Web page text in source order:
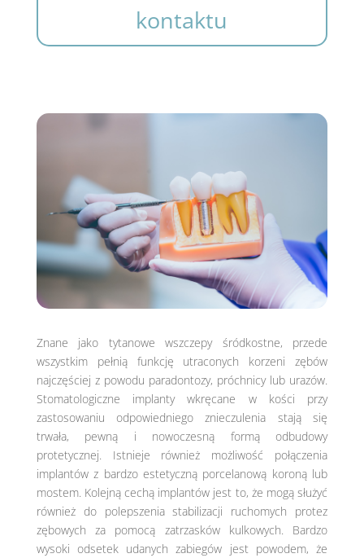
kontaktu
Znane jako tytanowe wszczepy śródkostne, przede
wszystkim pełnią funkcję utraconych korzeni zębów
najczęściej z powodu paradontozy, próchnicy lub urazów.
Stomatologiczne implanty wkręcane w kości przy
zastosowaniu odpowiedniego znieczulenia stają się
trwała, pewną i nowoczesną formą odbudowy
protetycznej. Istnieje również możliwość połączenia
implantów z bardzo estetyczną porcelanową koroną lub
mostem. Kolejną cechą implantów jest to, że mogą służyć
również do polepszenia stabilizacji ruchomych protez
zębowych za pomocą zatrzasków kulkowych. Bardzo
wysoki odsetek udanych zabiegów jest powodem, że